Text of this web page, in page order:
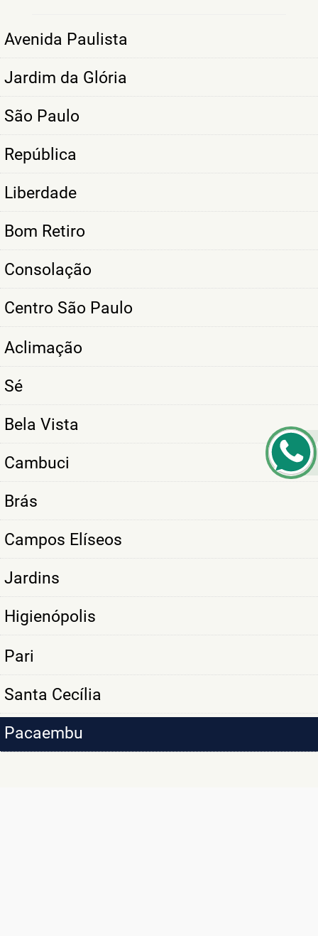
Avenida Paulista
Jardim da Glória
São Paulo
República
Liberdade
Bom Retiro
Consolação
Centro São Paulo
Aclimação
Sé
Bela Vista
Cambuci
Brás
Campos Elíseos
Jardins
Higienópolis
Pari
Santa Cecília
Pacaembu